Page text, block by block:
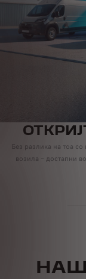
Без разлика на тоа
возила – достапни